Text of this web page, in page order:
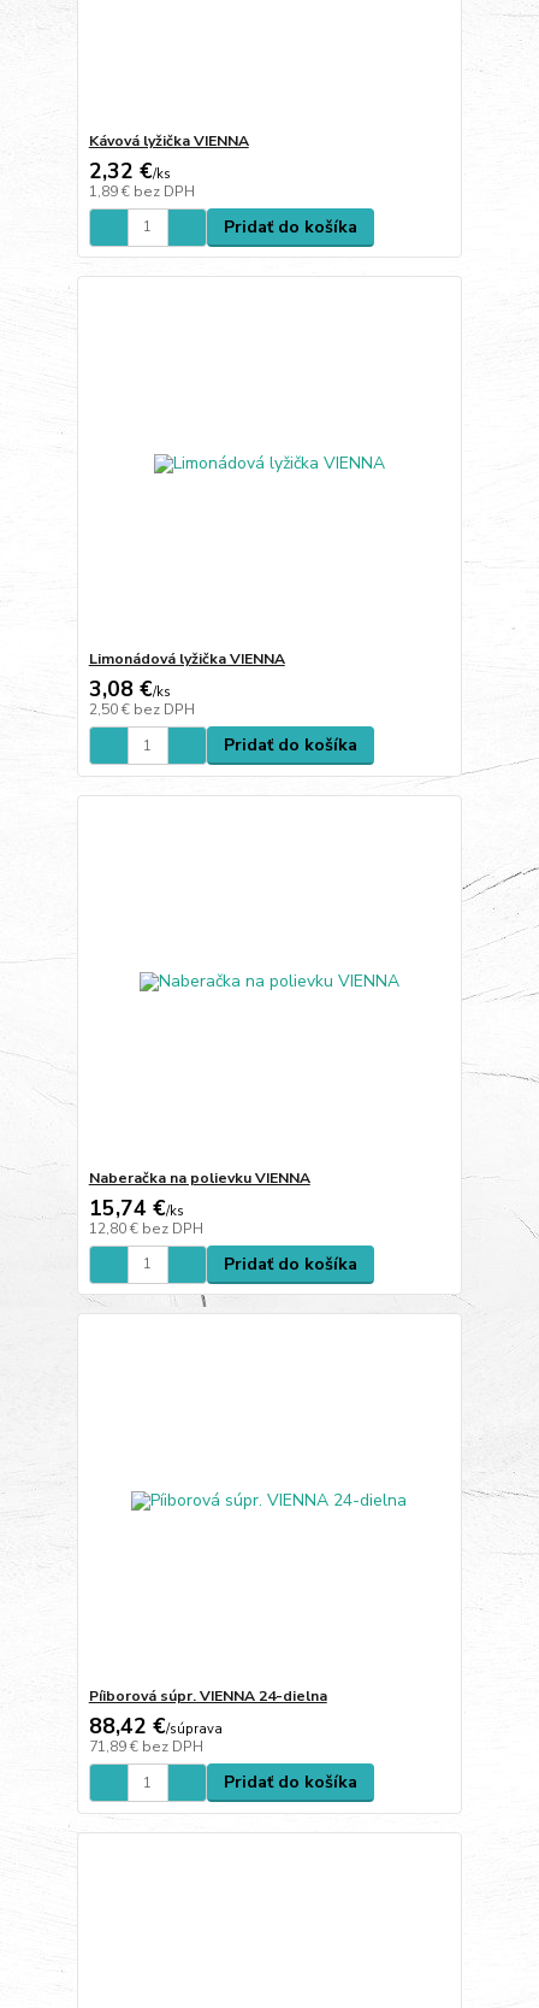
Kávová lyžička VIENNA
2,32 €/ks
1,89 € bez DPH
Pridať do košíka
Limonádová lyžička VIENNA
3,08 €/ks
2,50 € bez DPH
Pridať do košíka
Naberačka na polievku VIENNA
15,74 €/ks
12,80 € bez DPH
Pridať do košíka
Píiborová súpr. VIENNA 24-dielna
88,42 €/súprava
71,89 € bez DPH
Pridať do košíka